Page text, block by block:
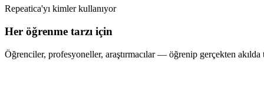
Repeatica'yı kimler kullanıyor
Her öğrenme tarzı için
Öğrenciler, profesyoneller, araştırmacılar — öğrenip gerçekten